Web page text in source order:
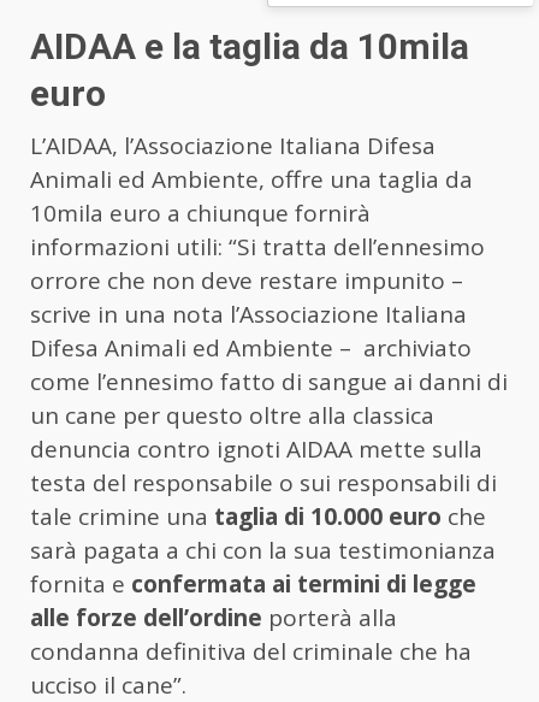
AIDAA e la taglia da 10mila
euro
L’AIDAA, l’Associazione Italiana Difesa
Animali ed Ambiente, offre una taglia da
10mila euro a chiunque fornirà
informazioni utili: “Si tratta dell’ennesimo
orrore che non deve restare impunito –
scrive in una nota l’Associazione Italiana
Difesa Animali ed Ambiente – archiviato
come l’ennesimo fatto di sangue ai danni di
un cane per questo oltre alla classica
denuncia contro ignoti AIDAA mette sulla
testa del responsabile o sui responsabili di
tale crimine una taglia di 10.000 euro che
sarà pagata a chi con la sua testimonianza
fornita e confermata ai termini di legge
alle forze dell’ordine porterà alla
condanna definitiva del criminale che ha
ucciso il cane”.